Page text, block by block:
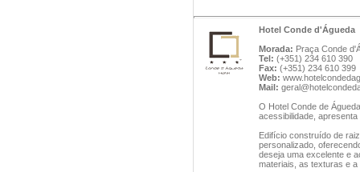
Hotel Conde d'Águeda
Morada: Praça Conde
Tel: (+351) 234 610 390
Fax: (+351) 234 610 399
Web:
Mail:
O Hotel Conde de
acessibilidade,
Edifício construído de
personalizado,
deseja uma excelente e
materiais, as texturas e